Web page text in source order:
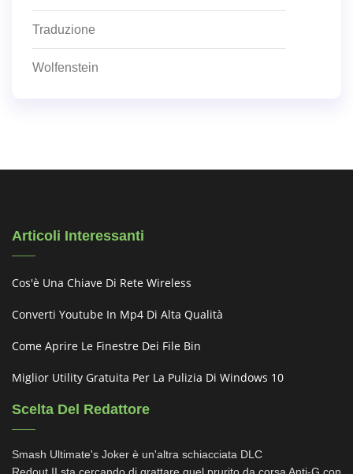
Traduzione
Wolfenstein
Articoli Interessanti
Cos'è Una Chiave Di Rete Wireless
Converti Youtube In Mp4 Di Alta Qualità
Come Aprire Le Finestre Dei File Bin
Miglior Utility Gratuita Per La Pulizia Di Windows 10
Scelta Del Redattore
Smash Ultimate's Joker è un'altra schiacciata DLC